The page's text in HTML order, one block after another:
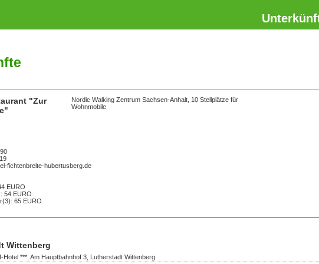
"Zur
Nordic Walking Zentrum Sachsen-Anhalt, 10 Stellplätze für
Wohnmobile
fichtenbreite-hubertusberg.de
EURO
54 EURO
65 EURO
Wittenberg
Hotel ***, Am Hauptbahnhof 3, Lutherstadt Wittenberg